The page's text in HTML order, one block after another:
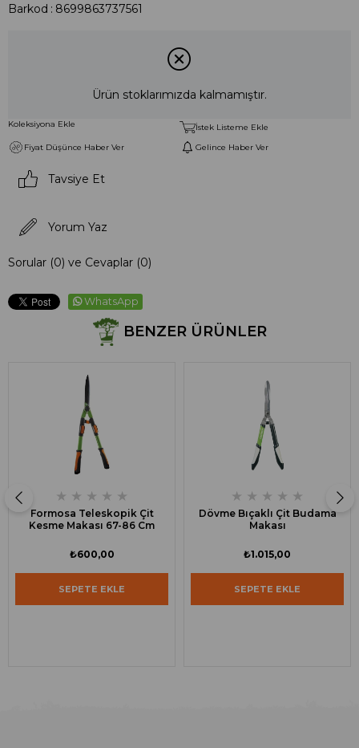
Barkod : 8699863737561
Ürün stoklarımızda kalmamıştır.
Koleksiyona Ekle
İstek Listeme Ekle
Fiyat Düşünce Haber Ver
Gelince Haber Ver
Tavsiye Et
Yorum Yaz
Sorular (0) ve Cevaplar (0)
WhatsApp
BENZER ÜRÜNLER
★ ★ ★ ★ ★
Formosa Teleskopik Çit
Kesme Makası 67-86 Cm
₺600,00
SEPETE EKLE
★ ★ ★ ★ ★
Dövme Bıçaklı Çit Budama
Makası
₺1.015,00
SEPETE EKLE